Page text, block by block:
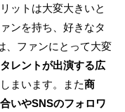
ットは大変大きいと
ンを持ち、好きなタ
、ファンにとって大変
レントが出演する広
まいます。また商
いやSNSのフォロワ